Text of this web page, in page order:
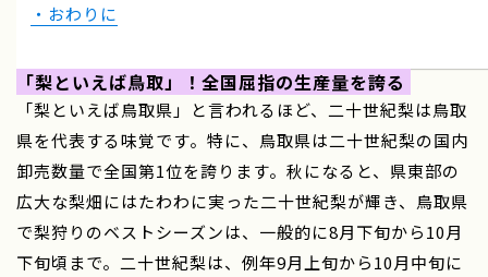
・おわりに
「梨といえば鳥取」！全国屈指の生産量を誇る
「梨といえば鳥取県」と言われるほど、二十世紀梨は鳥取
県を代表する味覚です。特に、鳥取県は二十世紀梨の国内
卸売数量で全国第1位を誇ります。秋になると、県東部の
広大な梨畑にはたわわに実った二十世紀梨が輝き、鳥取県
で梨狩りのベストシーズンは、一般的に8月下旬から10月
下旬頃まで。二十世紀梨は、例年9月上旬から10月中旬に